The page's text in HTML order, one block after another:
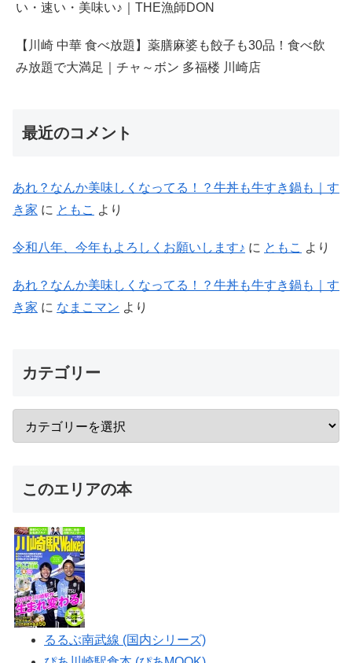
い・速い・美味い♪｜THE漁師DON
【川崎 中華 食べ放題】薬膳麻婆も餃子も30品！食べ飲
み放題で大満足｜チャ～ボン 多福楼 川崎店
最近のコメント
あれ？なんか美味しくなってる！？牛丼も牛すき鍋も｜す
き家 に ともこ より
令和八年、今年もよろしくお願いします♪ に ともこ より
あれ？なんか美味しくなってる！？牛丼も牛すき鍋も｜す
き家 に なまこマン より
カテゴリー
このエリアの本
るるぶ南武線 (国内シリーズ)